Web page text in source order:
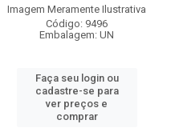
Imagem Meramente Ilustrativa
Código: 9496
Embalagem: UN
Faça seu login ou
cadastre-se para
ver preços e
comprar